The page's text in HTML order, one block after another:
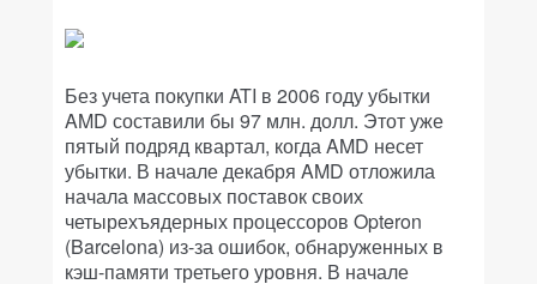
Без учета покупки ATI в 2006 году убытки
AMD составили бы 97 млн. долл. Этот уже
пятый подряд квартал, когда AMD несет
убытки. В начале декабря AMD отложила
начала массовых поставок своих
четырехъядерных процессоров Opteron
(Barcelona) из-за ошибок, обнаруженных в
кэш-памяти третьего уровня. В начале